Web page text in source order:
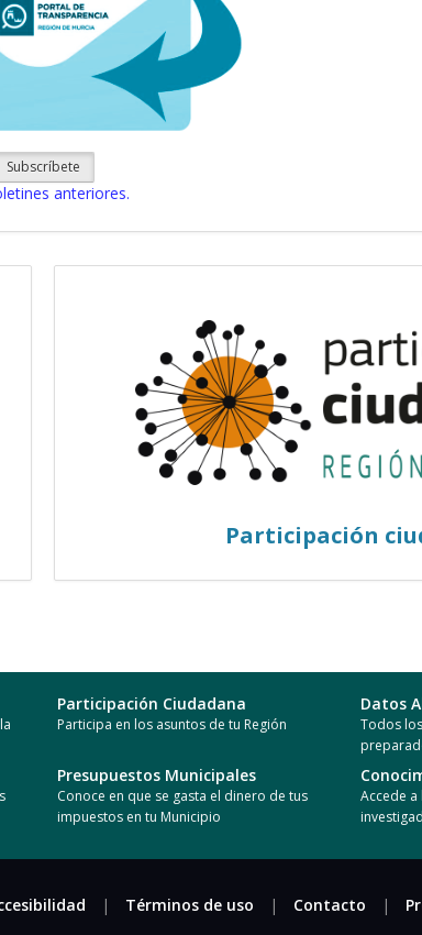
Subscríbete
anteriores.
Participación
Participación Ciudadana
Participa en los asuntos de tu Región
Datos
Todos
Presupuestos Municipales
Conoce en que se gasta el dinero de tus
impuestos en tu Municipio
Accede
| Términos de uso | Contacto |